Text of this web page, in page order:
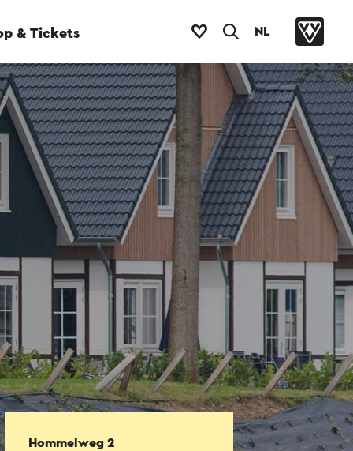
& Tickets NL
Hommelweg 2